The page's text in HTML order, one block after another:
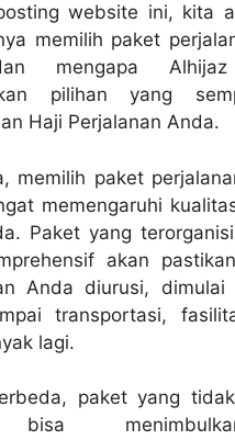
website ini, kita
memilih paket
mengapa Alhijaz
pilihan yang
Haji Perjalanan Anda.
memilih paket
memengaruhi
Paket yang
akan
Anda diurusi, dimulai
transportasi,
lagi.
paket yang